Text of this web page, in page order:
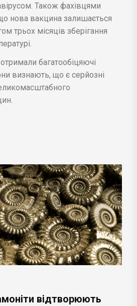
Також фахівцями
нова вакцина залишається
трьох місяців зберігання
багатообіцяючі
визнають, що є серйозні
відтворюють